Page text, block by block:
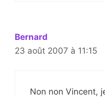
Bernard
23 août 2007 à 11:15
Non non Vincent,